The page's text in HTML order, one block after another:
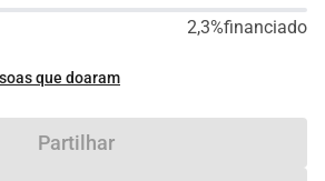
2,3%financiado
que doaram
Partilhar